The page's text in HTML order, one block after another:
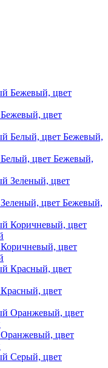
цвет
цвет Бежевый,
цвет Бежевый,
цвет
цвет
цвет